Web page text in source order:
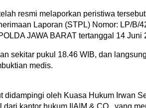
resmi melaporkan peristiwa
Laporan (STPL) Nomor: LP/B/
JAWA BARAT tertanggal 14 Juni
sekitar pukul 18.46 WIB, dan
medis.
didampingi oleh Kuasa Hukum Irwan